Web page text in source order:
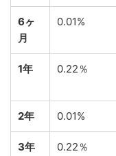
6ヶ
月
0.01%
1年 0.22％
2年 0.01%
3年 0.22％